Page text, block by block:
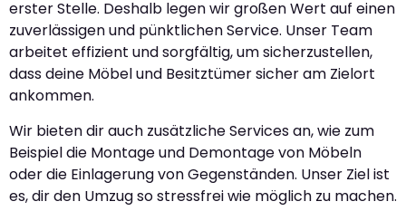
erster Stelle. Deshalb legen wir großen Wert auf einen
zuverlässigen und pünktlichen Service. Unser Team
arbeitet effizient und sorgfältig, um sicherzustellen,
dass deine Möbel und Besitztümer sicher am Zielort
ankommen.
Wir bieten dir auch zusätzliche Services an, wie zum
Beispiel die Montage und Demontage von Möbeln
oder die Einlagerung von Gegenständen. Unser Ziel ist
es, dir den Umzug so stressfrei wie möglich zu machen.